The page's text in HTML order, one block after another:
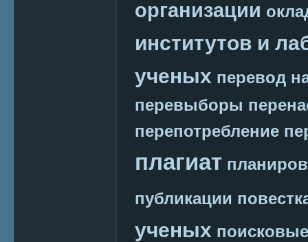
организации
институтов и
ученых перевод
перевыборы
перепотребление
плагиат
публикации
ученых